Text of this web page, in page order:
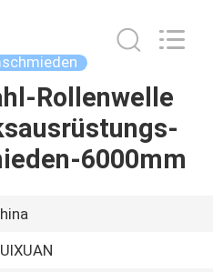
Rollenwelle
6000mm